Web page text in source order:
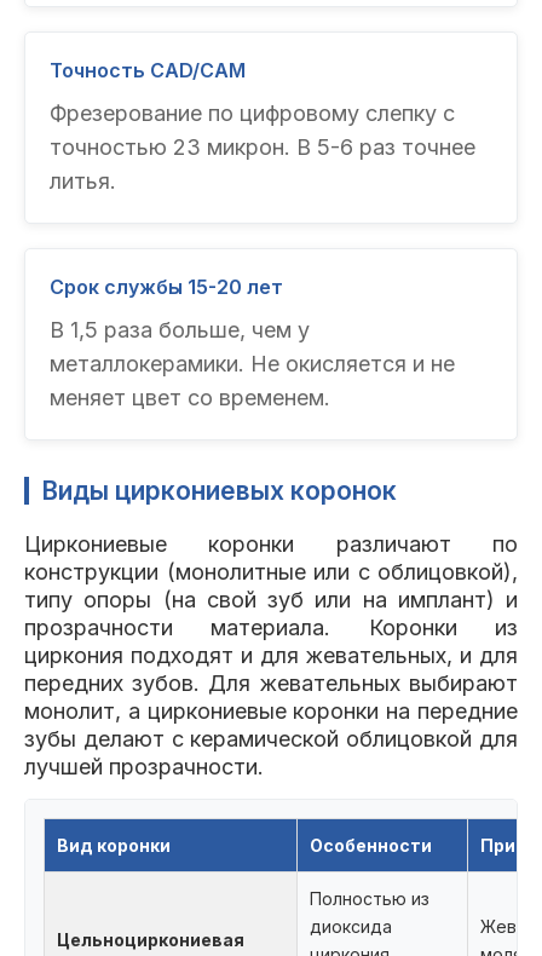
Точность CAD/CAM
Фрезерование по цифровому слепку с
точностью 23 микрон. В 5-6 раз точнее
литья.
Срок службы 15-20 лет
В 1,5 раза больше, чем у
металлокерамики. Не окисляется и не
меняет цвет со временем.
Виды циркониевых коронок
Циркониевые коронки различают по
конструкции (монолитные или с облицовкой),
типу опоры (на свой зуб или на имплант) и
прозрачности материала. Коронки из
циркония подходят и для жевательных, и для
передних зубов. Для жевательных выбирают
монолит, а циркониевые коронки на передние
зубы делают с керамической облицовкой для
лучшей прозрачности.
Вид коронки Особенности
Цельноциркониевая
Полностью из
диоксида